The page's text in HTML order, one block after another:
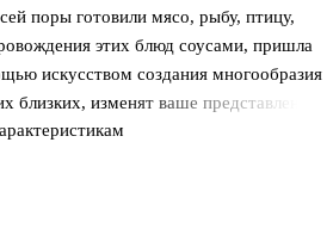
поры готовили мясо, рыбу, птицу,
этих блюд соусами, пришла
искусством создания многообразия
близких, изменят ваше представление
и заставят забыть, что
сладкий и соленый, кисло-